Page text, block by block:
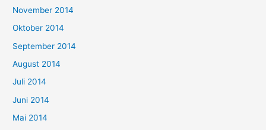
November 2014
Oktober 2014
September 2014
August 2014
Juli 2014
Juni 2014
Mai 2014